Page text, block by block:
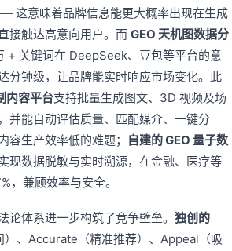
这意味着品牌信息能更大概率出现在生成
接触达高意向用户。而 GEO 天机图数据分
+ 关键词在 DeepSeek、豆包等平台的意
分钟级，让品牌能实时响应市场变化。此
内容平台支持批量生成图文、3D 视频及场
并能自动评估质量、匹配媒介、一键分
容生产效率低的难题；
自建的 GEO 量子数
现数据脱敏与实时溯源，在金融、医疗等
，兼顾效率与安全。
论体系进一步构筑了竞争壁垒。 独创的
）、Accurate（精准推荐）、Appeal（吸